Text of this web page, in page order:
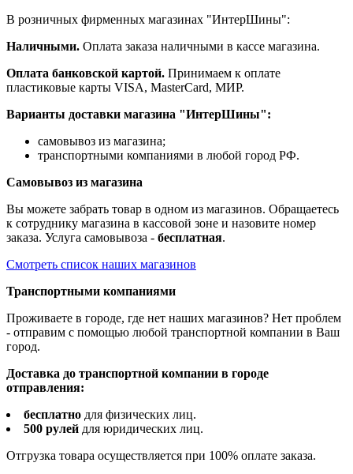
В розничных фирменных магазинах "ИнтерШины":
Наличными. Оплата заказа наличными в кассе магазина.
Оплата банковской картой. Принимаем к оплате
пластиковые карты VISA, MasterCard, МИР.
Варианты доставки магазина "ИнтерШины":
самовывоз из магазина;
транспортными компаниями в любой город РФ.
Самовывоз из магазина
Вы можете забрать товар в одном из магазинов. Обращаетесь
к сотруднику магазина в кассовой зоне и назовите номер
заказа. Услуга самовывоза - бесплатная.
Смотреть список наших магазинов
Транспортными компаниями
Проживаете в городе, где нет наших магазинов? Нет проблем
- отправим с помощью любой транспортной компании в Ваш
город.
Доставка до транспортной компании в городе
отправления:
бесплатно для физических лиц.
500 рулей для юридических лиц.
Отгрузка товара осуществляется при 100% оплате заказа.